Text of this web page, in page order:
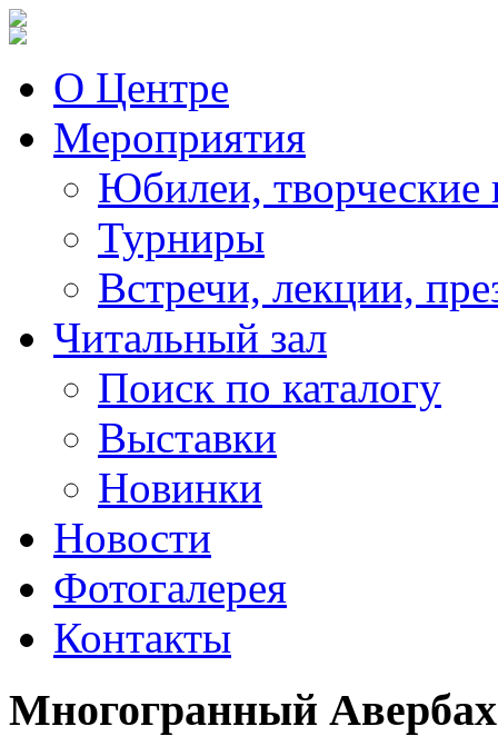
О Центре
Мероприятия
Юбилеи, творческие
Турниры
Встречи, лекции,
Читальный зал
Поиск по каталогу
Выставки
Новинки
Новости
Фотогалерея
Контакты
Многогранный Авербах